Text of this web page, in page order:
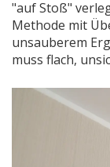
"auf Stoß"
Methode mit
unsauberem
muss flach,